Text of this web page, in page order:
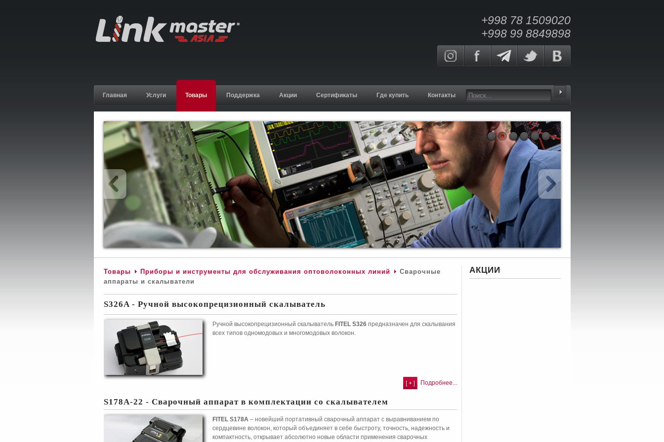
+998 78 1509020
+998 99 8849898
Главная Услуги Товары Поддержка Акции Сертификаты Где купить Контакты
Товары Приборы и инструменты для обслуживания оптоволоконных линий
Сварочные
аппараты и скалыватели
S326A - Ручной высокопрецизионный скалыватель
Ручной высокопрецизионный скалыватель FITEL S326предназначен для скалывания
всех типов одномодовых и многомодовых волокон.
Подробнее...
S178A-22 - Сварочный аппарат в комплектации со скалывателем
FITEL S178A– новейший портативный сварочный аппарат с выравниванием по
сердцевине волокон, который объединяет в себе быстроту, точность, надежность и
компактность, открывает абсолютно новые области применения сварочных
АКЦИИ